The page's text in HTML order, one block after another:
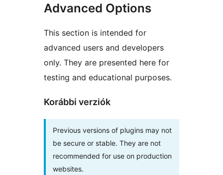
Advanced Options
This section is intended for
advanced users and developers
only. They are presented here for
testing and educational purposes.
Korábbi verziók
Previous versions of plugins may not
be secure or stable. They are not
recommended for use on production
websites.